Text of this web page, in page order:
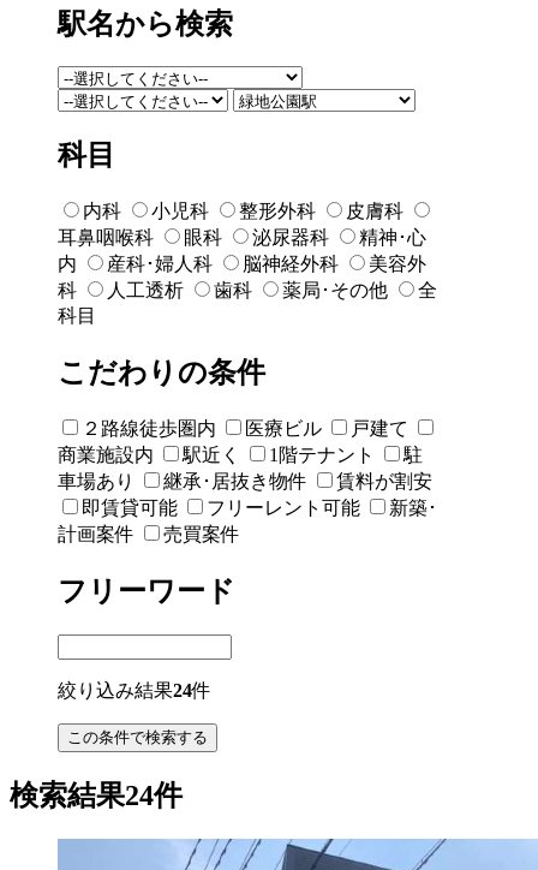
駅名から検索
科目
内科 小児科 整形外科
皮膚科
耳鼻咽喉科
眼科 泌尿器科
精神･心
内
産科･婦人科 脳神経外科
美容外
科
人工透析 歯科 薬局･その他
全
科目
こだわりの条件
２路線徒歩圏内 医療ビル
戸建て
商業施設内
駅近く 1階テナント
駐
車場あり
継承･居抜き物件
賃料が割安
即賃貸可能
フリーレント可能
新築･
計画案件
売買案件
フリーワード
絞り込み結果24件
検索結果24件